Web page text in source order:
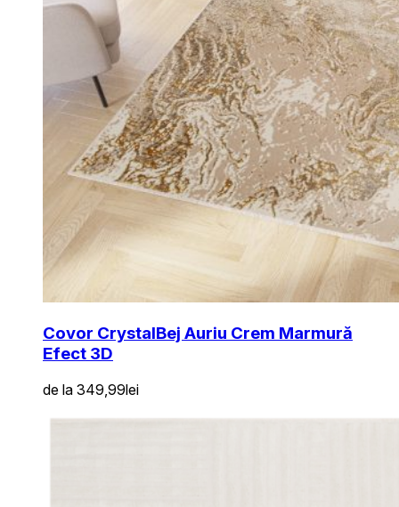
Covor CrystalBej Auriu Crem Marmură
Efect 3D
de la 349,99lei